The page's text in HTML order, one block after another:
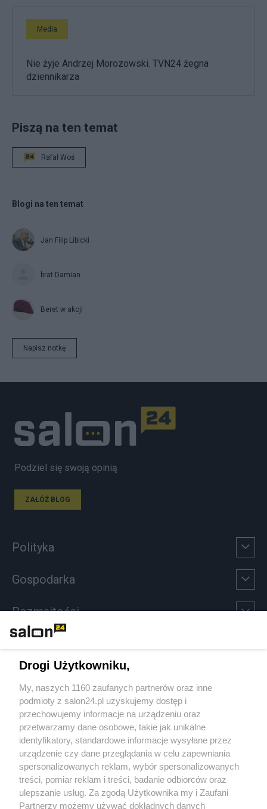
Media
Nie żyje Andrzej Morozowski. TVN24 żegna
dziennikarza
Piszą na ten temat
Rafał Woś
Blogi na ten temat
Jan Filip Libicki
brat Damian
Beret w akcji
Napisz notkę
Podziel się swoją opinią
ZAŁÓŻ BLOG
Polityka
Gospodarka
Rozmaitości
Sport
Społeczeństwo
Kultura
X Facebook Instagram Youtube
Drogi Użytkowniku,
My, naszych 1160 zaufanych partnerów oraz inne
podmioty z salon24.pl uzyskujemy dostęp i
przechowujemy informacje na urządzeniu oraz
przetwarzamy dane osobowe, takie jak unikalne
identyfikatory, standardowe informacje wysyłane przez
urządzenie czy dane przeglądania w celu zapewniania
spersonalizowanych reklam, wybór spersonalizowanych
treści, pomiar reklam i treści, badanie odbiorców oraz
ulepszanie usług. Za zgodą Użytkownika my i Zaufani
Partnerzy możemy używać dokładnych danych